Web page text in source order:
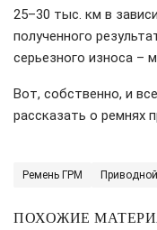
25–30 тыс. км в
полученного
серьезного износа –
Вот, собственно, и
рассказать о ремнях
Ремень ГРМ
ПОХОЖИЕ